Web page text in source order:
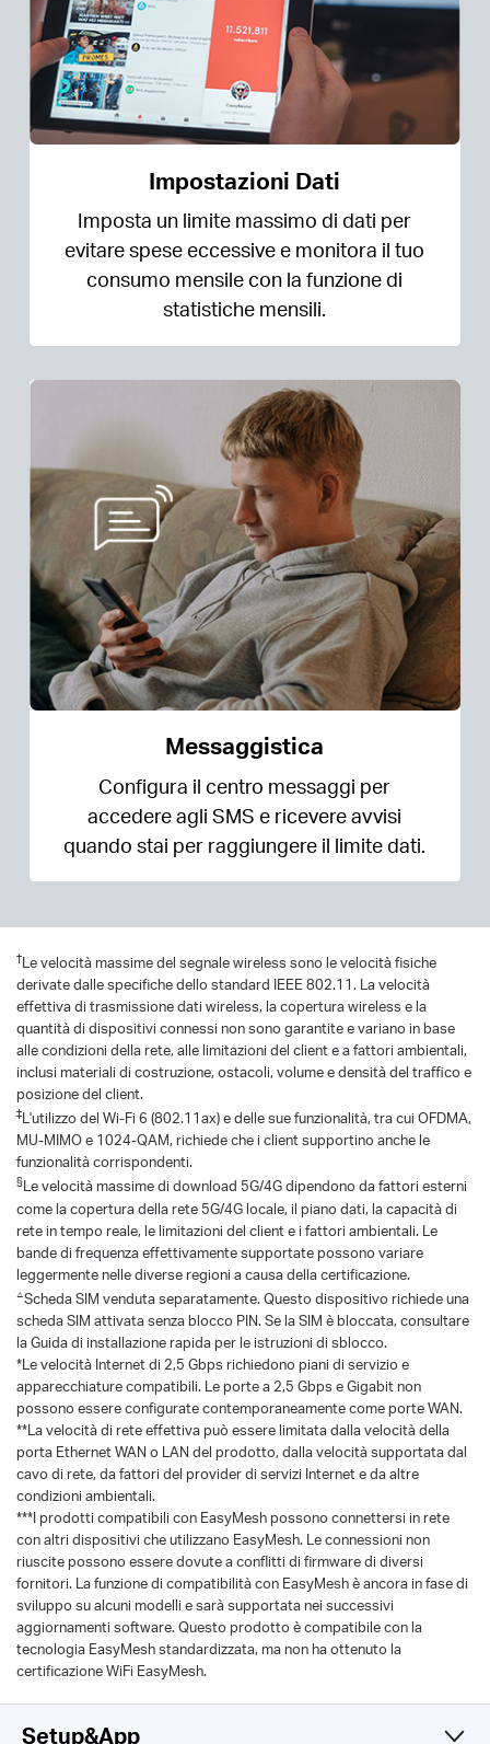
Impostazioni Dati
Imposta un limite massimo di dati per
evitare spese eccessive e monitora il tuo
consumo mensile con la funzione di
statistiche mensili.
Messaggistica
Configura il centro messaggi per
accedere agli SMS e ricevere avvisi
quando stai per raggiungere il limite dati.
†Le velocità massime del segnale wireless sono le velocità fisiche
derivate dalle specifiche dello standard IEEE 802.11. La velocità
effettiva di trasmissione dati wireless, la copertura wireless e la
quantità di dispositivi connessi non sono garantite e variano in base
alle condizioni della rete, alle limitazioni del client e a fattori ambientali,
inclusi materiali di costruzione, ostacoli, volume e densità del traffico e
posizione del client.
‡L'utilizzo del Wi-Fi 6 (802.11ax) e delle sue funzionalità, tra cui OFDMA,
MU-MIMO e 1024-QAM, richiede che i client supportino anche le
funzionalità corrispondenti.
§Le velocità massime di download 5G/4G dipendono da fattori esterni
come la copertura della rete 5G/4G locale, il piano dati, la capacità di
rete in tempo reale, le limitazioni del client e i fattori ambientali. Le
bande di frequenza effettivamente supportate possono variare
leggermente nelle diverse regioni a causa della certificazione.
△Scheda SIM venduta separatamente. Questo dispositivo richiede una
scheda SIM attivata senza blocco PIN. Se la SIM è bloccata, consultare
la Guida di installazione rapida per le istruzioni di sblocco.
*Le velocità Internet di 2,5 Gbps richiedono piani di servizio e
apparecchiature compatibili. Le porte a 2,5 Gbps e Gigabit non
possono essere configurate contemporaneamente come porte WAN.
**La velocità di rete effettiva può essere limitata dalla velocità della
porta Ethernet WAN o LAN del prodotto, dalla velocità supportata dal
cavo di rete, da fattori del provider di servizi Internet e da altre
condizioni ambientali.
***I prodotti compatibili con EasyMesh possono connettersi in rete
con altri dispositivi che utilizzano EasyMesh. Le connessioni non
riuscite possono essere dovute a conflitti di firmware di diversi
fornitori. La funzione di compatibilità con EasyMesh è ancora in fase di
sviluppo su alcuni modelli e sarà supportata nei successivi
aggiornamenti software. Questo prodotto è compatibile con la
tecnologia EasyMesh standardizzata, ma non ha ottenuto la
certificazione WiFi EasyMesh.
Setup&App